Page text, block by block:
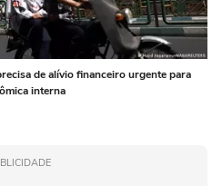
de alívio financeiro urgente para
interna